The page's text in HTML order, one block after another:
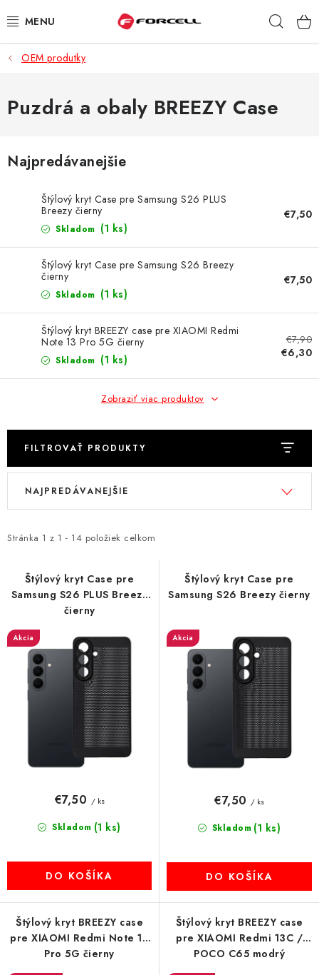
na
PUZDRÁ A OBALY
TVRDENÉ SKLÁ
NABÍJAČKY
DRŽIAKY NA MOBIL
BATÉRIE DO MOBILOV
ŠPORT A HOBBY
SLÚCHADLÁ, REPRODUKTORY A MIKROFÓNY
EXKLUZÍVNE ZNAČKY
TIPY NA DARČEKY
PAMÄŤOVÉ KARTY A DISKY
NÁRADIE A NÁHRADNÉ DIELY
PRÍSLUŠENSTVO K NOTEBOOKOM A PC
BATÉRIE VARTA
MULTIMÉDIÁ
KAMERY
OSTATNÉ PRÍSLUŠENSTVO
VÝPREDAJ
Doprava a platba Ako nakupovať
Obchodné podmienky
Podmienky ochrany osobných údajov
Reklamácia Kontakty
OEM produtky
Puzdrá a obaly BREEZY Case
Najpredávanejšie
Štýlový kryt Case pre Samsung S26 PLUS
Breezy čierny
Skladom (1 ks)
€7,50
Štýlový kryt Case pre Samsung S26 Breezy
čierny
Skladom (1 ks)
€7,50
Štýlový kryt BREEZY case pre XIAOMI Redmi
Note 13 Pro 5G čierny
Skladom (1 ks)
€7,90
€6,30
Zobraziť viac produktov
FILTROVAŤ PRODUKTY
V
i
r
d
Stránka 1 z 1 - 14 položiek celkom
R
e
e
r
NAJPREDÁVANEJŠIE
Štýlový kryt Case pre
Samsung S26 PLUS Breezy
čierny
Akcia
Skladom (1 ks)
€7,50 / ks
DO KOŠÍKA
Štýlový kryt Case pre
Samsung S26 Breezy čierny
Akcia
Skladom (1 ks)
€7,50 / ks
DO KOŠÍKA
Štýlový kryt BREEZY case
pre XIAOMI Redmi Note 13
Pro 5G čierny
Štýlový kryt BREEZY case
pre XIAOMI Redmi 13C /
POCO C65 modrý